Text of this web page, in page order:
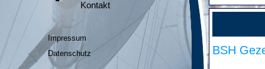
Kontakt
Impressum
Datenschutz
BSH